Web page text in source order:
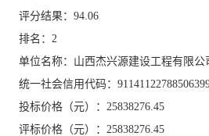
评分结果： 94.06
排名： 2
单位名称：山西杰兴源建设工程有限公
统一社会信用代码：
投标价格（元）： 25838276.45
评标价格（元）： 25838276.45